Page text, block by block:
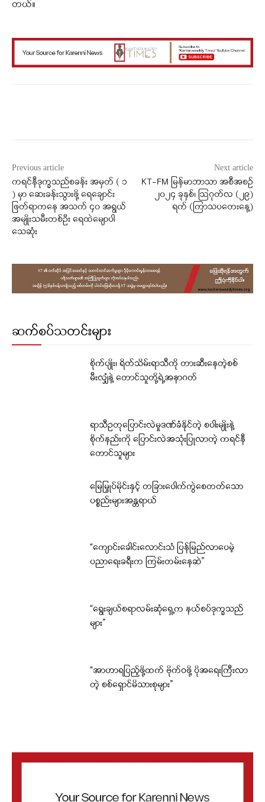
တယ်။
Previous article
ကရင်နီဒုက္ခသည်စခန်း အမှတ် ( ၁
) မှာ ဆေးခန်းသွားဖို့ ရေချောင်း
ဖြတ်ရာကနေ အသက် ၄၀ အရွယ်
အမျိုးသမီးတစ်ဦး ရေထဲမျောပါ
သေဆုံး
Next article
KT-FM မြန်မာဘာသာ အစီအစဉ်
၂၀၂၄ ခုနှစ်၊ ဩဂုတ်လ (၂၉)
ရက် (ကြာသပတေးနေ့)
ဆက်စပ်သတင်းများ
စိုက်ပျိုး၊ ရိတ်သိမ်းရာသီကို တားဆီးနေတဲ့စစ်
မီးလျှံနဲ့ တောင်သူတို့ရဲ့အနာဂတ်
ရာသီဥတုပြောင်းလဲမှုဒဏ်ခံနိုင်တဲ့ စပါးမျိုးနဲ့
စိုက်နည်းကို ပြောင်းလဲအသုံးပြုလာတဲ့ ကရင်နီ
တောင်သူများ
မြေမြှုပ်မိုင်းနှင့် တခြားပေါက်ကွဲစေတတ်သော
ပစ္စည်းများအန္တရာယ်
“ကျောင်းခေါင်းလောင်းသံ ပြန်မြည်လာပေမဲ့
ပညာရေးခရီးက ကြမ်းတမ်းနေဆဲ”
“ရွေးချယ်စရာလမ်းဆုံရှေ့က နယ်စပ်ဒုက္ခသည်
များ”
“အာဟာရပြည့်ဖို့ထက် ဗိုက်ဝဖို့ ပိုအရေးကြီးလာ
တဲ့ စစ်ရှောင်မိသားစုများ”